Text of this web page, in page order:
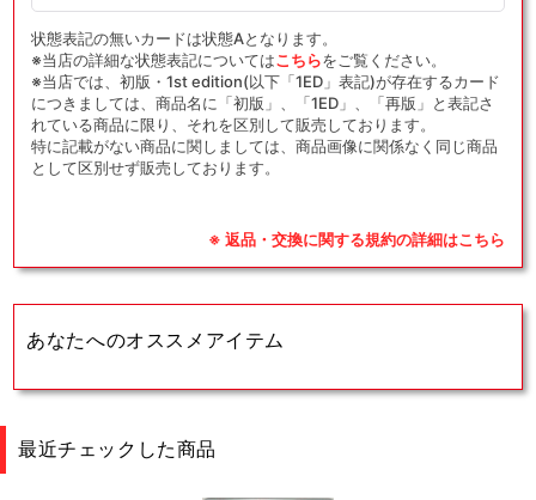
〈012/024〉
[SA-
fg]
の
数
量
を
す
〈012/024〉
[SA-
fg]
の
数
量
を
す
状態表記の無いカードは状態Aとなります。
※当店の詳細な状態表記についてはこちらをご覧ください。
※当店では、初版・1st edition(以下「1ED」表記)が存在するカード
につきましては、商品名に「初版」、「1ED」、「再版」と表記さ
れている商品に限り、それを区別して販売しております。
特に記載がない商品に関しましては、商品画像に関係なく同じ商品
として区別せず販売しております。
※ 返品・交換に関する規約の詳細はこちら
あなたへのオススメアイテム
最近チェックした商品